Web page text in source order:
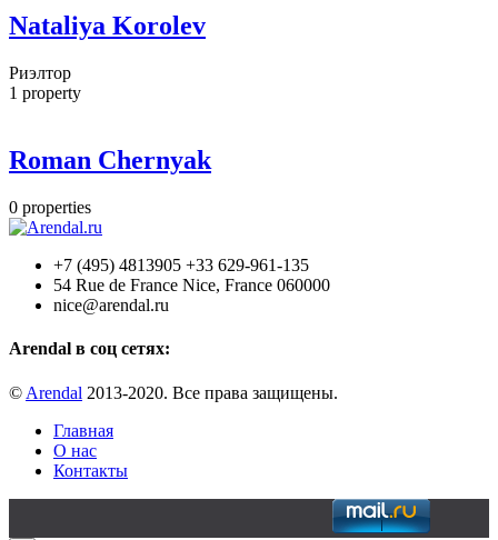
Nataliya Korolev
Риэлтор
1 property
Roman Chernyak
0 properties
+7 (495) 4813905 +33 629-961-135
54 Rue de France Nice, France 060000
nice@arendal.ru
Arendal в соц сетях:
© Arendal 2013-2020. Все права защищены.
Главная
О нас
Контакты